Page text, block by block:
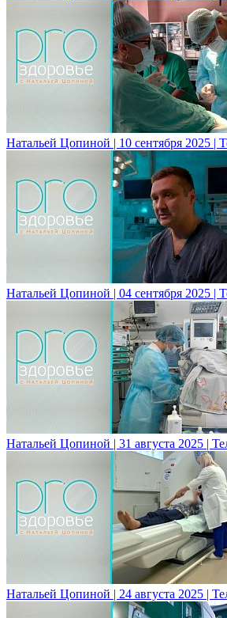
Натальей Цопиной | 10 сентября 2025 |
Натальей Цопиной | 04 сентября 2025 |
Натальей Цопиной | 31 августа 2025 |
Натальей Цопиной | 24 августа 2025 |